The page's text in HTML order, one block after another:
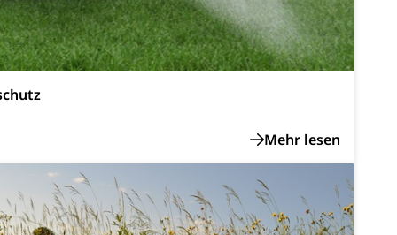
Fischerei, Viehzucht
Halten von Wildtieren
Haltung Heimtiere
Zivilstandsamt, Erben, Erbenliste
Dienstverweigerer, Militärdienstverweigerung,